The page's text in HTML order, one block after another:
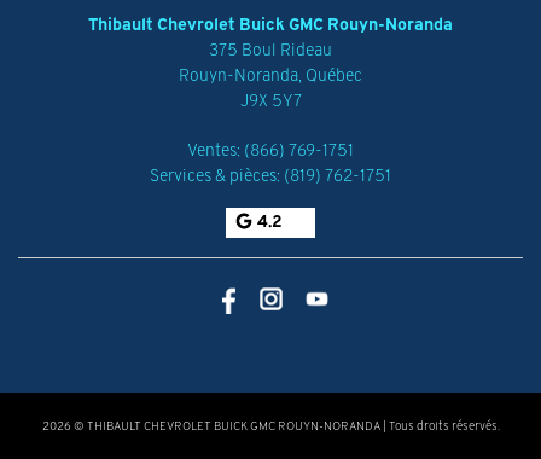
Thibault Chevrolet Buick GMC Rouyn-Noranda
375 Boul Rideau
Rouyn-Noranda, Québec
J9X 5Y7
Ventes: (866) 769-1751
Services & pièces: (819) 762-1751
4.2
2026 © THIBAULT CHEVROLET BUICK GMC ROUYN-NORANDA| Tous droits réservés.